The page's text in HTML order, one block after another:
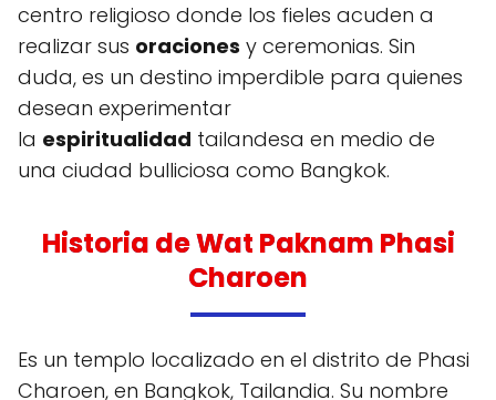
centro religioso donde los fieles acuden a
realizar sus oraciones y ceremonias. Sin
duda, es un destino imperdible para quienes
desean experimentar
la espiritualidad tailandesa en medio de
una ciudad bulliciosa como Bangkok.
Historia de Wat Paknam Phasi
Charoen
Es un templo localizado en el distrito de Phasi
Charoen, en Bangkok, Tailandia. Su nombre